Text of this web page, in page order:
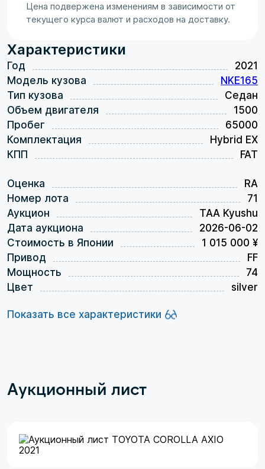
Характеристики
Год
2021
Модель кузова
NKE165
Тип кузова
Седан
Объем двигателя
1500
Пробег
65000
Комплектация
Hybrid EX
КПП
FAT
Оценка
RA
Номер лота
71
Аукцион
TAA Kyushu
Дата аукциона
2026-06-02
Стоимость в Японии
1 015 000 ¥
Привод
FF
Мощность
74
Цвет
silver
Показать все характеристики
Цена подвержена изменениям в зависимости от
текущего курса валют и расходов на доставку.
Аукционный лист